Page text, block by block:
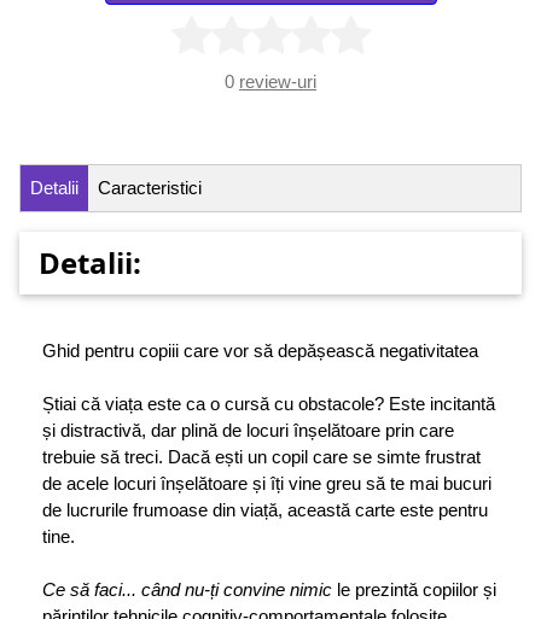
0 review-uri
Detalii Caracteristici
Detalii:
Ghid pentru copiii care vor să depășească negativitatea
Știai că viața este ca o cursă cu obstacole? Este incitantă
și distractivă, dar plină de locuri înșelătoare prin care
trebuie să treci. Dacă ești un copil care se simte frustrat
de acele locuri înșelătoare și îți vine greu să te mai bucuri
de lucrurile frumoase din viață, această carte este pentru
tine.
Ce să faci... când nu-ți convine nimic le prezintă copiilor și